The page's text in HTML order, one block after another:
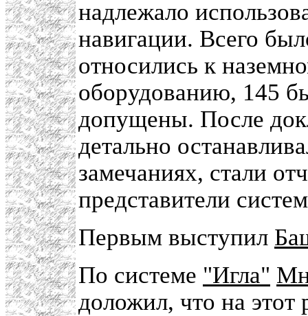
надлежало
навигации. Всего
относились к
оборудованию, 145
допущены. После
детально
замечаниях, стали
представители
Первым выступил
По системе "Игла"
доложил, что на этот